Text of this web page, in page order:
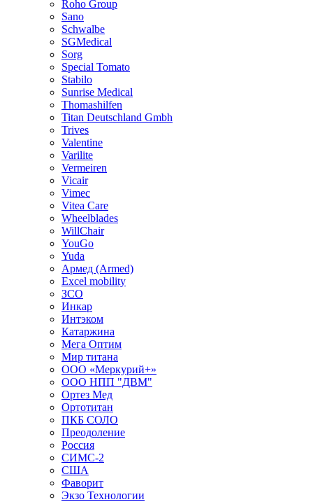
Roho Group
Sano
Schwalbe
SGMedical
Sorg
Special Tomato
Stabilo
Sunrise Medical
Thomashilfen
Titan Deutschland Gmbh
Trives
Valentine
Varilite
Vermeiren
Vicair
Vimec
Vitea Care
Wheelblades
WillChair
YouGo
Yuda
Армед (Armed)
Еxcel mobility
ЗСО
Инкар
Интэком
Катаржина
Мега Оптим
Мир титана
ООО «Меркурий+»
ООО НПП "ДВМ"
Ортез Мед
Ортотитан
ПКБ СОЛО
Преодоление
Россия
СИМС-2
США
Фаворит
Экзо Технологии